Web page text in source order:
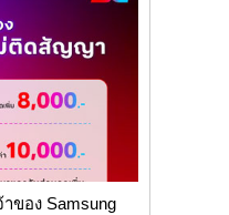
ของ Samsung